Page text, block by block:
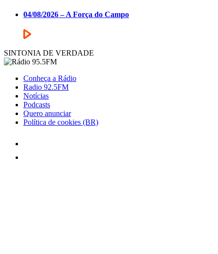
04/08/2026 – A Força do Campo
SINTONIA DE VERDADE
Conheça a Rádio
Radio 92.5FM
Notícias
Podcasts
Quero anunciar
Política de cookies (BR)